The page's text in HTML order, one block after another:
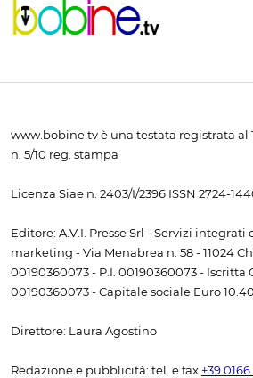
www.bobine.tv è una testata registrata al
n. 5/10 reg. stampa
Licenza Siae n. 2403/I/2396 ISSN 2724-
Editore: A.V.I. Presse Srl - Servizi
marketing - Via Menabrea n. 58 - 11024
00190360073 - P.I. 00190360073 - Iscritta
00190360073 - Capitale sociale Euro
Direttore: Laura Agostino
Redazione e pubblicità: tel. e fax +39